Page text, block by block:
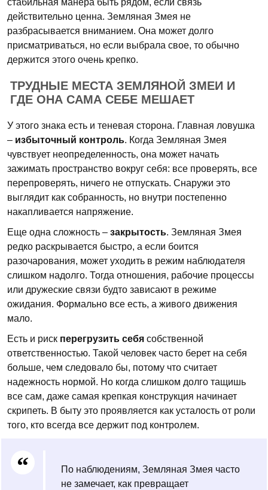
стабильная манера быть рядом, если связь
действительно ценна. Земляная Змея не
разбрасывается вниманием. Она может долго
присматриваться, но если выбрала свое, то обычно
держится этого очень крепко.
ТРУДНЫЕ МЕСТА ЗЕМЛЯНОЙ ЗМЕИ И
ГДЕ ОНА САМА СЕБЕ МЕШАЕТ
У этого знака есть и теневая сторона. Главная ловушка
– избыточный контроль. Когда Земляная Змея
чувствует неопределенность, она может начать
зажимать пространство вокруг себя: все проверять, все
перепроверять, ничего не отпускать. Снаружи это
выглядит как собранность, но внутри постепенно
накапливается напряжение.
Еще одна сложность – закрытость. Земляная Змея
редко раскрывается быстро, а если боится
разочарования, может уходить в режим наблюдателя
слишком надолго. Тогда отношения, рабочие процессы
или дружеские связи будто зависают в режиме
ожидания. Формально все есть, а живого движения
мало.
Есть и риск перегрузить себя собственной
ответственностью. Такой человек часто берет на себя
больше, чем следовало бы, потому что считает
надежность нормой. Но когда слишком долго тащишь
все сам, даже самая крепкая конструкция начинает
скрипеть. В быту это проявляется как усталость от роли
того, кто всегда все держит под контролем.
По наблюдениям, Земляная Змея часто
не замечает, как превращает